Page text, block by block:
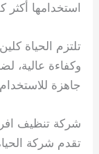
استخدامها أكثر
تلتزم الحياة
وكفاءة عالية،
جاهزة
شركة تنظيف
تقدم شركة